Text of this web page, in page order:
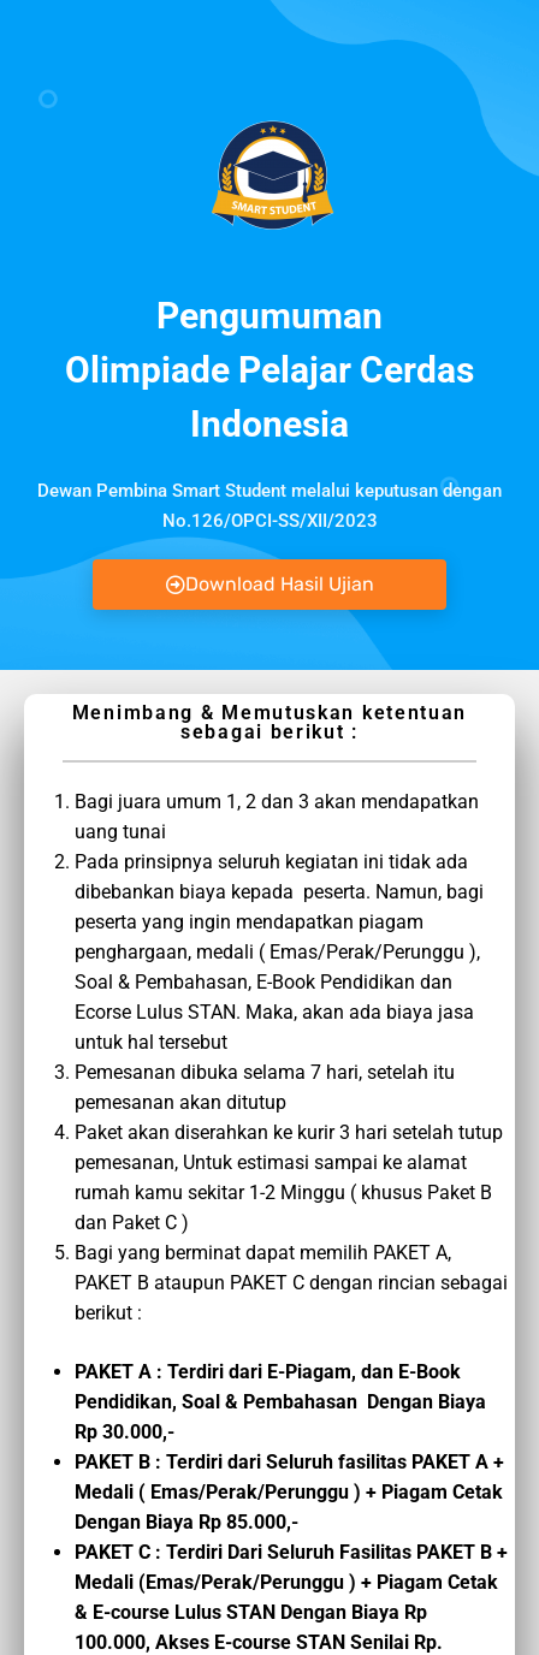
Pengumuman
Olimpiade Pelajar Cerdas
Indonesia
Dewan Pembina Smart Student melalui keputusan dengan
No.126/OPCI-SS/XII/2023
Download Hasil Ujian
Menimbang & Memutuskan ketentuan
sebagai berikut :
Bagi juara umum 1, 2 dan 3 akan mendapatkan
uang tunai
Pada prinsipnya seluruh kegiatan ini tidak ada
dibebankan biaya kepada peserta. Namun, bagi
peserta yang ingin mendapatkan piagam
penghargaan, medali ( Emas/Perak/Perunggu ),
Soal & Pembahasan, E-Book Pendidikan dan
Ecorse Lulus STAN. Maka, akan ada biaya jasa
untuk hal tersebut
Pemesanan dibuka selama 7 hari, setelah itu
pemesanan akan ditutup
Paket akan diserahkan ke kurir 3 hari setelah tutup
pemesanan, Untuk estimasi sampai ke alamat
rumah kamu sekitar 1-2 Minggu ( khusus Paket B
dan Paket C )
Bagi yang berminat dapat memilih PAKET A,
PAKET B ataupun PAKET C dengan rincian sebagai
berikut :
PAKET A : Terdiri dari E-Piagam, dan E-Book
Pendidikan, Soal & Pembahasan Dengan Biaya
Rp 30.000,-
PAKET B : Terdiri dari Seluruh fasilitas PAKET A +
Medali ( Emas/Perak/Perunggu ) + Piagam Cetak
Dengan Biaya Rp 85.000,-
PAKET C : Terdiri Dari Seluruh Fasilitas PAKET B +
Medali (Emas/Perak/Perunggu ) + Piagam Cetak
& E-course Lulus STAN Dengan Biaya Rp
100.000, Akses E-course STAN Senilai Rp.